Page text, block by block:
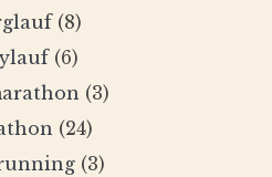
(8)
(6)
(3)
(24)
(3)